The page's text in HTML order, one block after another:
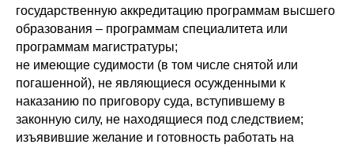
государственную аккредитацию программам высшего
образования – программам специалитета или
программам магистратуры;
не имеющие судимости (в том числе снятой или
погашенной), не являющиеся осужденными к
наказанию по приговору суда, вступившему в
законную силу, не находящиеся под следствием;
изъявившие желание и готовность работать на